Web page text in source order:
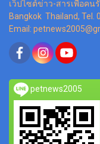
เว็ปไซต์ข่าว-สารเพื่อคน
Bangkok Thailand, Tel.
Email:
petnews2005